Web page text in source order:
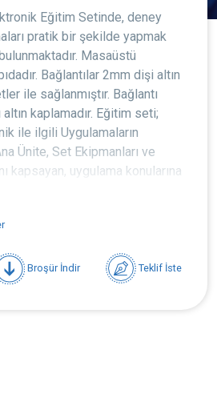
Eğitim Setinde, deney
pratik bir şekilde yapmak
Masaüstü
Bağlantılar 2mm dişi altın
ile sağlanmıştır. Bağlantı
kaplamadır. Eğitim seti;
ile ilgili Uygulamaların
Ünite, Set Ekipmanları ve
kapsayan, uygulama konularına
Broşür İndir Teklif İste